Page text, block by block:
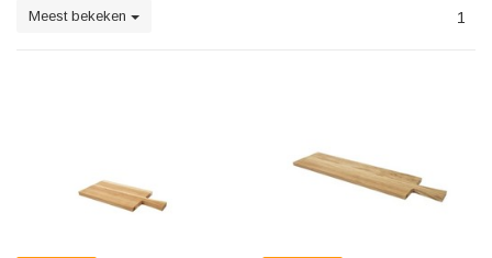
Meest bekeken 1